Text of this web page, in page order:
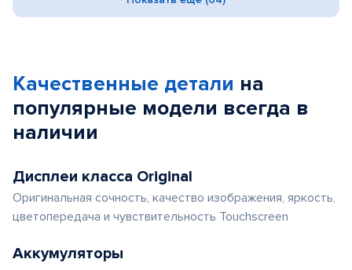
Качественные детали на
популярные модели всегда в
наличии
Дисплеи класса Original
Оригинальная сочность, качество изображения, яркость,
цветопередача и чувствительность Touchscreen
Аккумуляторы